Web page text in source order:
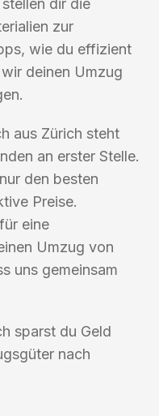
dir die
zur
wie du effizient
deinen Umzug
aus Zürich steht
an erster Stelle.
den besten
Preise.
eine
Umzug von
uns gemeinsam
sparst du Geld
nach